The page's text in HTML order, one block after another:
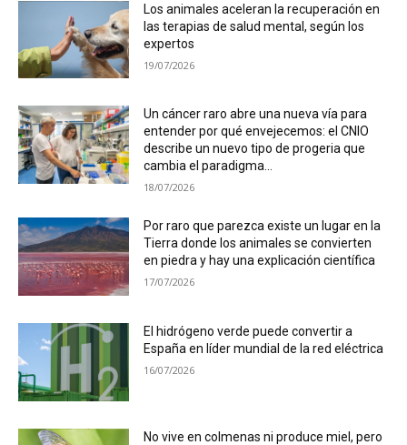
Los animales aceleran la recuperación en
las terapias de salud mental, según los
expertos
19/07/2026
Un cáncer raro abre una nueva vía para
entender por qué envejecemos: el CNIO
describe un nuevo tipo de progeria que
cambia el paradigma...
18/07/2026
Por raro que parezca existe un lugar en la
Tierra donde los animales se convierten
en piedra y hay una explicación científica
17/07/2026
El hidrógeno verde puede convertir a
España en líder mundial de la red eléctrica
16/07/2026
No vive en colmenas ni produce miel, pero